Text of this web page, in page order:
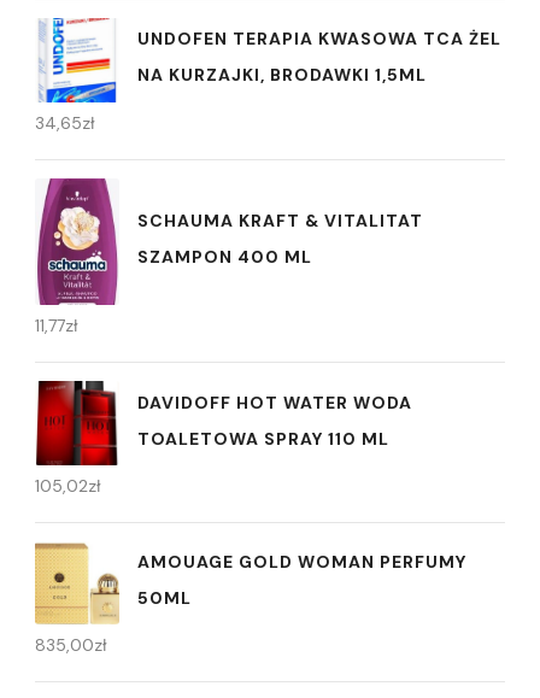
UNDOFEN TERAPIA KWASOWA TCA ŻEL
NA KURZAJKI, BRODAWKI 1,5ML
34,65zł
SCHAUMA KRAFT & VITALITAT
SZAMPON 400 ML
11,77zł
DAVIDOFF HOT WATER WODA
TOALETOWA SPRAY 110 ML
105,02zł
AMOUAGE GOLD WOMAN PERFUMY
50ML
835,00zł